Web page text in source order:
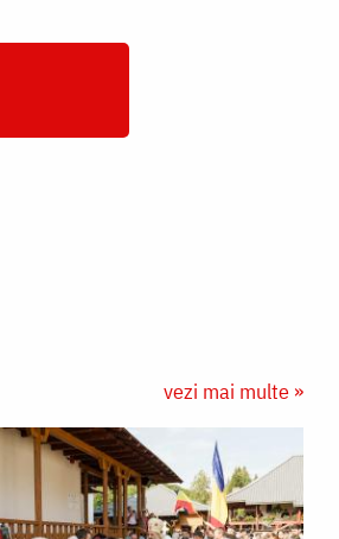
vezi mai multe »